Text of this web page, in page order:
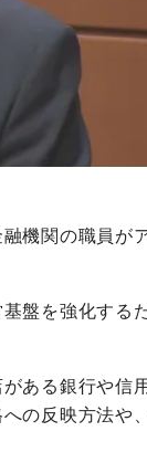
機関の職員が
盤を強化する
ある銀行や信
の反映方法や